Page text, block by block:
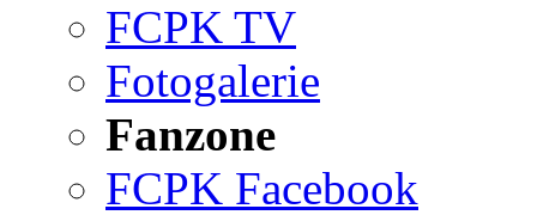
FCPK TV
Fotogalerie
Fanzone
FCPK Facebook